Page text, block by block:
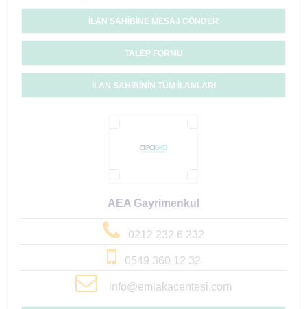
İLAN SAHİBİNE MESAJ GÖNDER
TALEP FORMU
İLAN SAHİBİNİN TÜM İLANLARI
AEA Gayrimenkul
0212 232 6 232
0549 360 12 32
info@emlakacentesi.com